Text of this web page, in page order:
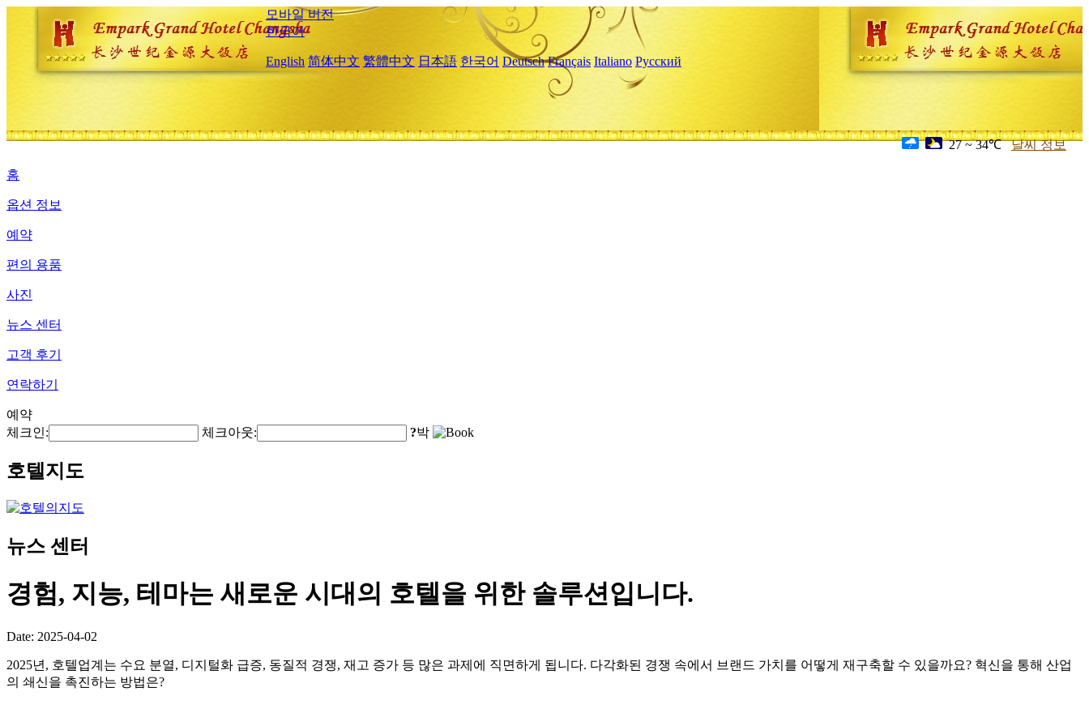
모바일 버전
한국어
English 简体中文 繁體中文 日本語 한국어 Deutsch Français Italiano Русский
27 ~ 34℃ 날씨 정보
홈
옵션 정보
예약
편의 용품
사진
뉴스 센터
고객 후기
연락하기
예약
체크인:
체크아웃: ?박
호텔지도
뉴스 센터
경험, 지능, 테마는 새로운 시대의 호텔을 위한 솔루션입니다.
Date: 2025-04-02
2025년, 호텔업계는 수요 분열, 디지털화 급증, 동질적 경쟁, 재고 증가 등 많은 과제에 직면하게 됩니다. 다각화된 경쟁 속에서 브랜드 가치를 어떻게 재구축할 수 있을까요? 혁신을 통해 산업
의 쇄신을 촉진하는 방법은?